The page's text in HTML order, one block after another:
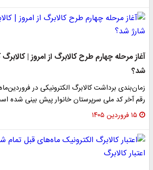
آغاز مرحله چهارم طرح کالابرگ از امروز |
شد؟
رقم آخر کد ملی سرپرستان خانوار پیش بینی شده
۱۵ فروردین ۱۴۰۵